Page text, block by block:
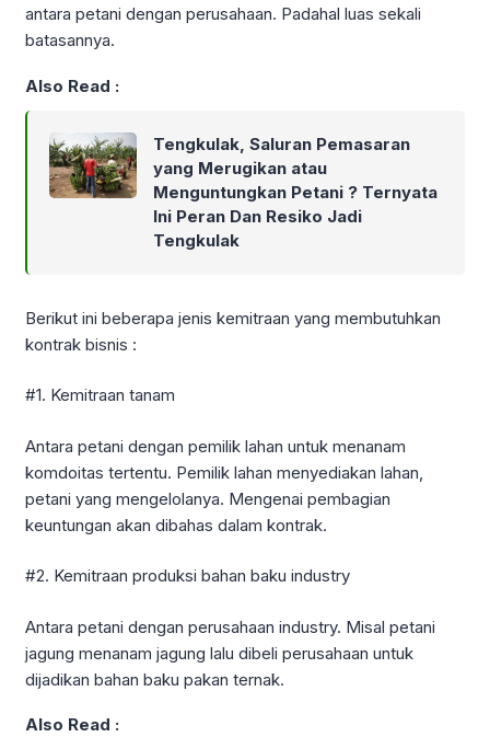
antara petani dengan perusahaan. Padahal luas sekali
batasannya.
Also Read :
Tengkulak, Saluran Pemasaran
yang Merugikan atau
Menguntungkan Petani ? Ternyata
Ini Peran Dan Resiko Jadi
Tengkulak
Berikut ini beberapa jenis kemitraan yang membutuhkan
kontrak bisnis :
#1. Kemitraan tanam
Antara petani dengan pemilik lahan untuk menanam
komdoitas tertentu. Pemilik lahan menyediakan lahan,
petani yang mengelolanya. Mengenai pembagian
keuntungan akan dibahas dalam kontrak.
#2. Kemitraan produksi bahan baku industry
Antara petani dengan perusahaan industry. Misal petani
jagung menanam jagung lalu dibeli perusahaan untuk
dijadikan bahan baku pakan ternak.
Also Read :